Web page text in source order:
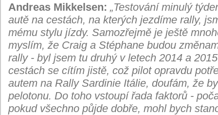
Andreas Mikkelsen: „Testování minulý
autě na cestách, na kterých jezdíme rally,
mému stylu jízdy. Samozřejmě je ještě
myslím, že Craig a Stéphane budou
rally - byl jsem tu druhý v letech 2014 a
cestách se cítím jistě, což pilot opravdu
autem na Rally Sardinie Itálie, doufám, že
pelotonu. Do toho vstoupí řada faktorů -
pokud všechno půjde dobře, mohl bych